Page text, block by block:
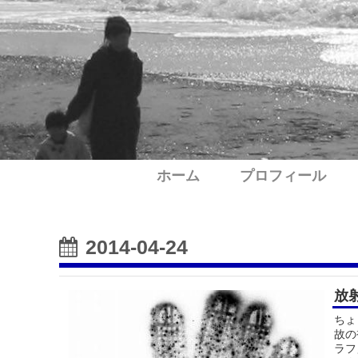
ホーム プロフィール
2014-04-24
放
ち
故
ラ